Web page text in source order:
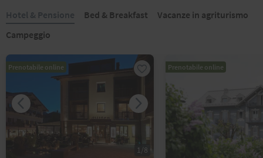
Hotel & Pensione Bed & Breakfast
Vacanze in agriturismo
Campeggio
Prenotabile online
1/8
Prenotabile online